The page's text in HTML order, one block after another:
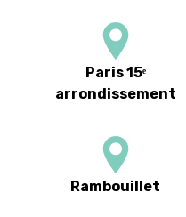
Paris 15ᵉ
arrondissement
Rambouillet